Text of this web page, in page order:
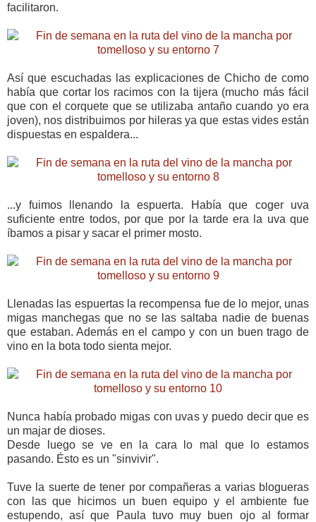
facilitaron.
Así que escuchadas las explicaciones de Chicho de como
había que cortar los racimos con la tijera (mucho más fácil
que con el corquete que se utilizaba antaño cuando yo era
joven), nos distribuimos por hileras ya que estas vides están
dispuestas en espaldera...
...y fuimos llenando la espuerta. Había que coger uva
suficiente entre todos, por que por la tarde era la uva que
íbamos a pisar y sacar el primer mosto.
Llenadas las espuertas la recompensa fue de lo mejor, unas
migas manchegas que no se las saltaba nadie de buenas
que estaban. Además en el campo y con un buen trago de
vino en la bota todo sienta mejor.
Nunca había probado migas con uvas y puedo decir que es
un majar de dioses.
Desde luego se ve en la cara lo mal que lo estamos
pasando. Ésto es un "sinvivir".
Tuve la suerte de tener por compañeras a varias blogueras
con las que hicimos un buen equipo y el ambiente fue
estupendo, así que Paula tuvo muy buen ojo al formar